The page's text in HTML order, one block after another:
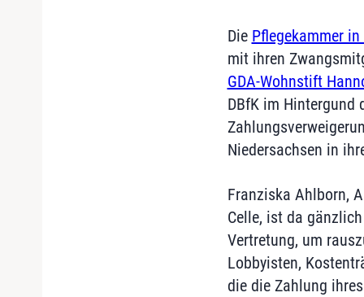
Die Pflegekammer
mit ihren
GDA-Wohnstift
DBfK im Hintergund
Niedersachsen in
Franziska Ahlborn,
Celle, ist da
Vertretung, um
Lobbyisten,
die die Zahlung